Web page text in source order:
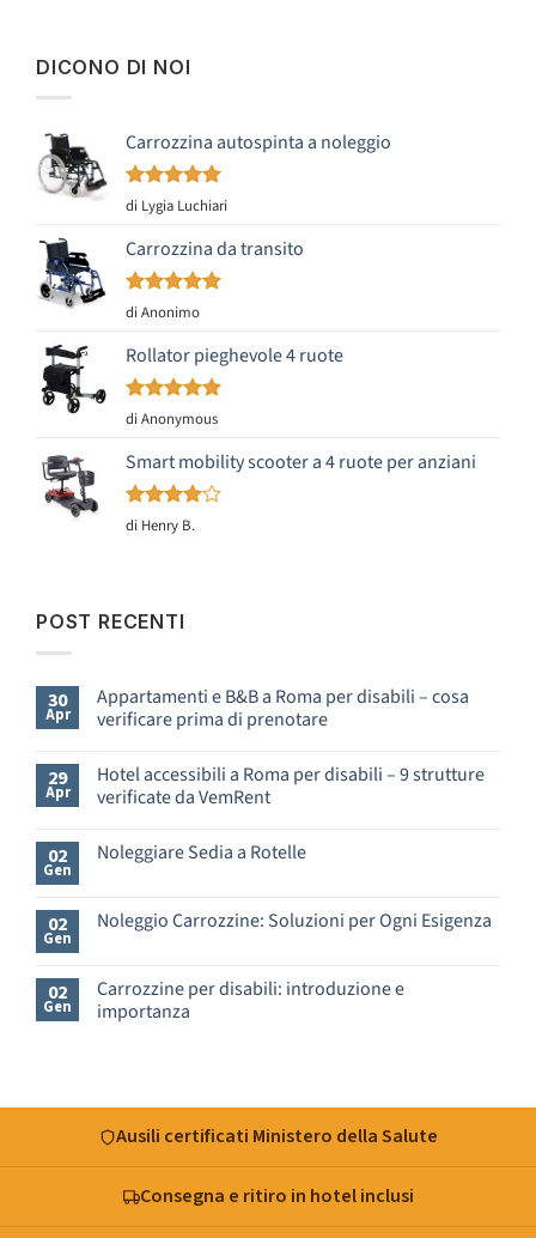
DICONO DI NOI
Carrozzina autospinta a noleggio
Valutato5
di Lygia Luchiari
Carrozzina da transito
Valutato5
di Anonimo
Rollator pieghevole 4 ruote
Valutato5
di Anonymous
Smart mobility scooter a 4 ruote per anziani
Valutato
di Henry B.
POST RECENTI
30
Apr
Appartamenti e B&B a Roma per disabili – cosa
verificare prima di prenotare
commento
su
Appartamenti
a
–
prima
di
prenotare
29
Apr
Hotel accessibili a Roma per disabili – 9 strutture
verificate da VemRent
commento
su
a
Roma
–
9
strutture
02
Gen
Noleggiare Sedia a Rotelle
su
Noleggiare
Rotelle
02
Gen
Noleggio Carrozzine: Soluzioni per Ogni Esigenza
su
Noleggio
Carrozzine:
02
Gen
Carrozzine per disabili: introduzione e
importanza
per
disabili:
introduzione
e
Ausili certificati Ministero della Salute
Consegna e ritiro in hotel inclusi